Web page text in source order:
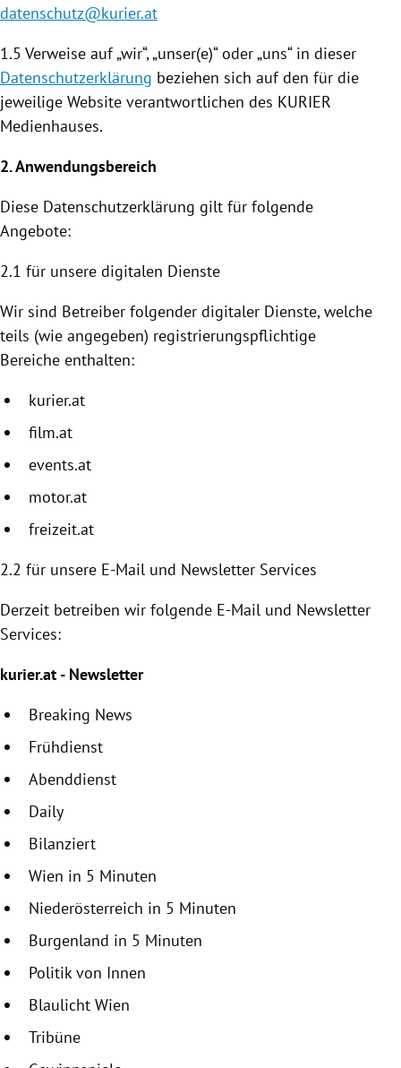
datenschutz@kurier.at
1.5 Verweise auf „wir“, „unser(e)“ oder „uns“ in dieser
Datenschutzerklärung beziehen sich auf den für die
jeweilige Website verantwortlichen des KURIER
Medienhauses.
2. Anwendungsbereich
Diese Datenschutzerklärung gilt für folgende
Angebote:
2.1 für unsere digitalen Dienste
Wir sind Betreiber folgender digitaler Dienste, welche
teils (wie angegeben) registrierungspflichtige
Bereiche enthalten:
kurier.at
film.at
events.at
motor.at
freizeit.at
2.2 für unsere E-Mail und Newsletter Services
Derzeit betreiben wir folgende E-Mail und Newsletter
Services:
kurier.at - Newsletter
Breaking News
Frühdienst
Abenddienst
Daily
Bilanziert
Wien in 5 Minuten
Niederösterreich in 5 Minuten
Burgenland in 5 Minuten
Politik von Innen
Blaulicht Wien
Tribüne